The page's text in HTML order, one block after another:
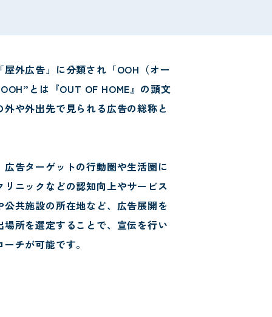
外広告」に分類され「OOH（オー
とは『OUT OF HOME』の頭文
や外出先で見られる広告の総称と
告ターゲットの行動圏や生活圏に
ニックなどの認知向上やサービス
共施設の所在地など、広告展開を
所を選定することで、宣伝を行い
チが可能です。